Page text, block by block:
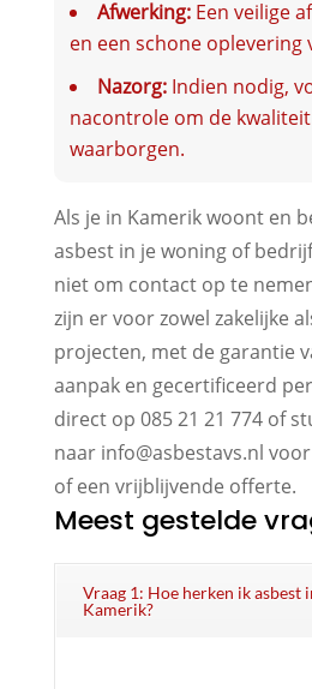
Afwerking:Een veilige
en een schone oplevering
Nazorg:Indien nodig,
nacontrole om de
waarborgen.
Als je in Kamerik woont en
asbest in je woning of
niet om contact op te
zijn er voor zowel zakelijke
projecten, met de garantie
aanpak en gecertificeerd
direct op 085 21 21 774 of
naar info@asbestavs.nl
of een vrijblijvende offerte.
Meest gestelde
Vraag 1: Hoe herken ik asbest
Kamerik?